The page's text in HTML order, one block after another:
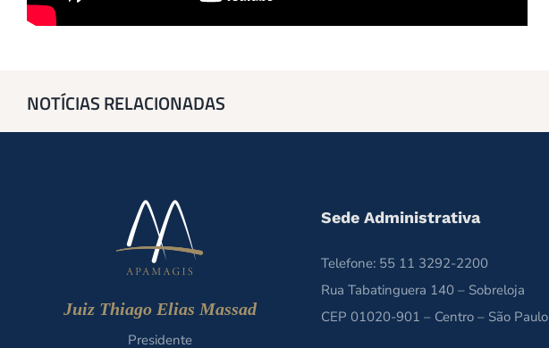
NOTÍCIAS RELACIONADAS
Juiz Thiago Elias Massad
Presidente
Sede Administrativa
Telefone: 55 11 3292-2200
Rua Tabatinguera 140 – Sobreloja
CEP 01020-901 – Centro – São Paulo